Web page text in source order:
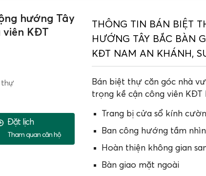
hướng Tây
viên KĐT
thự
Đặt lịch
Tham quan căn hộ
THÔNG TIN BÁN BIỆT
HƯỚNG TÂY BẮC BÀN
KĐT NAM AN KHÁNH,
Bán biệt thự căn góc nhà
trọng kề cận công viên
Trang bị cửa sổ kính
Ban công hướng tầm
Hoàn thiện không gian
Bàn giao mặt ngoài